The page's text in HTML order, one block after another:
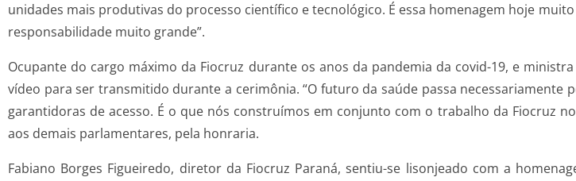
unidades mais produtivas do processo científico e tecnológico. É essa homenagem hoje
responsabilidade muito grande”.
Ocupante do cargo máximo da Fiocruz durante os anos da pandemia da covid-19, e
vídeo para ser transmitido durante a cerimônia. “O futuro da saúde passa necessariamente
garantidoras de acesso. É o que nós construímos em conjunto com o trabalho da Fiocruz
aos demais parlamentares, pela honraria.
Fabiano Borges Figueiredo, diretor da Fiocruz Paraná, sentiu-se lisonjeado com a